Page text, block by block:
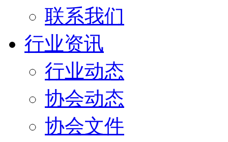
联系我们
行业资讯
行业动态
协会动态
协会文件